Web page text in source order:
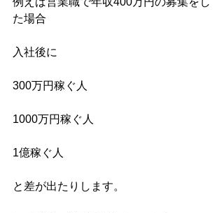
た場合
入社後に
300万円稼ぐ人
1000万円稼ぐ人
1億稼ぐ人
と差が出たりします。